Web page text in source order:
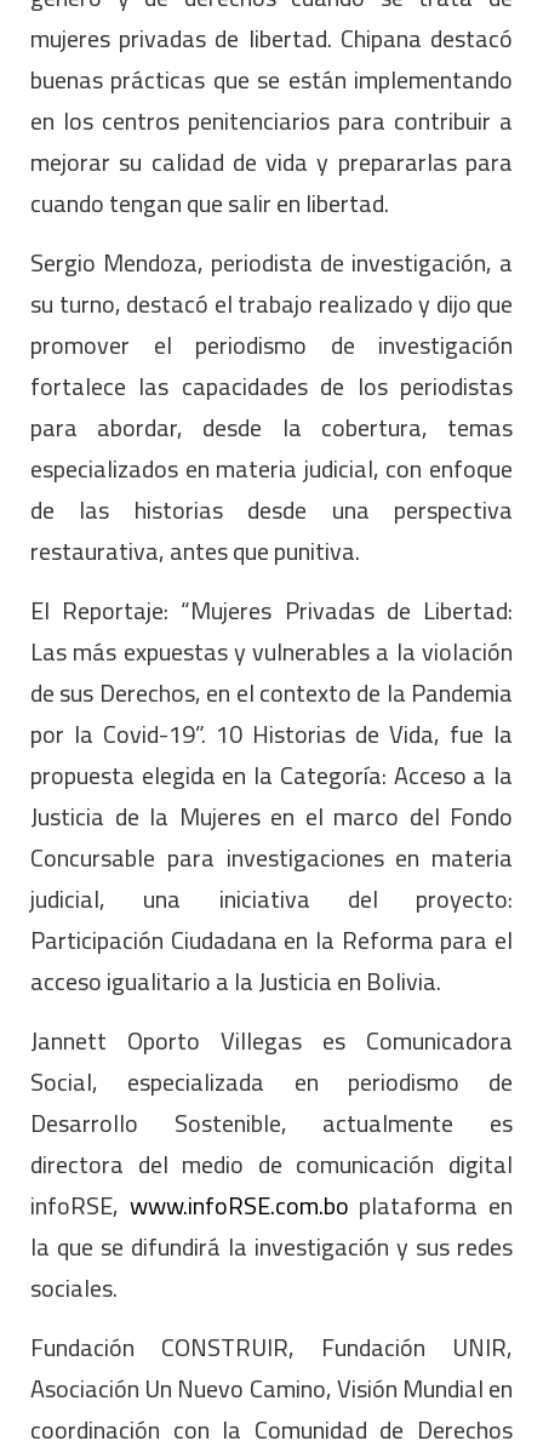
mujeres privadas de libertad. Chipana destacó
buenas prácticas que se están implementando
en los centros penitenciarios para contribuir a
mejorar su calidad de vida y prepararlas para
cuando tengan que salir en libertad.
Sergio Mendoza, periodista de investigación, a
su turno, destacó el trabajo realizado y dijo que
promover el periodismo de investigación
fortalece las capacidades de los periodistas
para abordar, desde la cobertura, temas
especializados en materia judicial, con enfoque
de las historias desde una perspectiva
restaurativa, antes que punitiva.
El Reportaje: “Mujeres Privadas de Libertad:
Las más expuestas y vulnerables a la violación
de sus Derechos, en el contexto de la Pandemia
por la Covid-19”. 10 Historias de Vida, fue la
propuesta elegida en la Categoría: Acceso a la
Justicia de la Mujeres en el marco del Fondo
Concursable para investigaciones en materia
judicial, una iniciativa del proyecto:
Participación Ciudadana en la Reforma para el
acceso igualitario a la Justicia en Bolivia.
Jannett Oporto Villegas es Comunicadora
Social, especializada en periodismo de
Desarrollo Sostenible, actualmente es
directora del medio de comunicación digital
infoRSE, www.infoRSE.com.bo plataforma en
la que se difundirá la investigación y sus redes
sociales.
Fundación CONSTRUIR, Fundación UNIR,
Asociación Un Nuevo Camino, Visión Mundial en
coordinación con la Comunidad de Derechos